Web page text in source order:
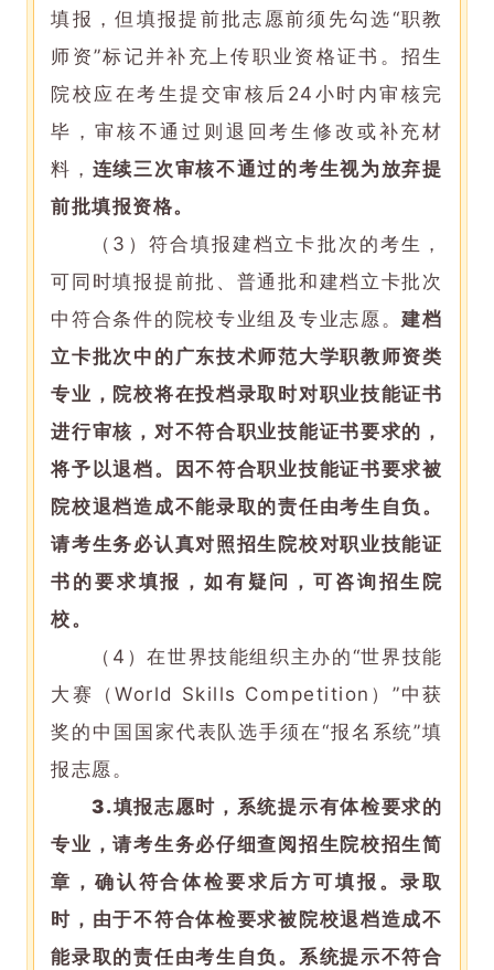
填报，但填报提前批志愿前须先勾选“职教
师资”标记并补充上传职业资格证书。招生
院校应在考生提交审核后24小时内审核完
毕，审核不通过则退回考生修改或补充材
料， 连续三次审核不通过的考生视为放弃提
前批填报资格。
（3）符合填报建档立卡批次的考生，
可同时填报提前批、普通批和建档立卡批次
中符合条件的院校专业组及专业志愿。建档
立卡批次中 的广东技术师范大学职教师资类
专业，院校将在投档录取时对职业技能证书
进行审核，对不符合职业技能证书要求的，
将予以退档。因不符合职业技能证书要求被
院校退档造成不能录取的责任由考生自负。
请考生务必认真对照招生院校对职业技能证
书的要求填报，如有疑问，可咨询招生院
校。
（4）在世界技能组织主办的“世界技能
大赛（World Skills Competition）”中获
奖的中国国家代表队选手须在“报名系统”填
报志愿。
3.填报志愿时，系统提示有体检要求的
专业，请考生务必仔细查阅招生院校招生简
章，确认符合体检要求后方可填报。录取
时，由于不符合体检要求被院校退档造成不
能录取的责任由考生自负。系统提示不符合